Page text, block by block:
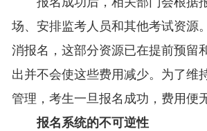
场、安排监考人员和其他考试资源
消报名，这部分资源已在提前预留
出并不会使这些费用减少。为了维
管理，考生一旦报名成功，费用便
报名系统的不可逆性